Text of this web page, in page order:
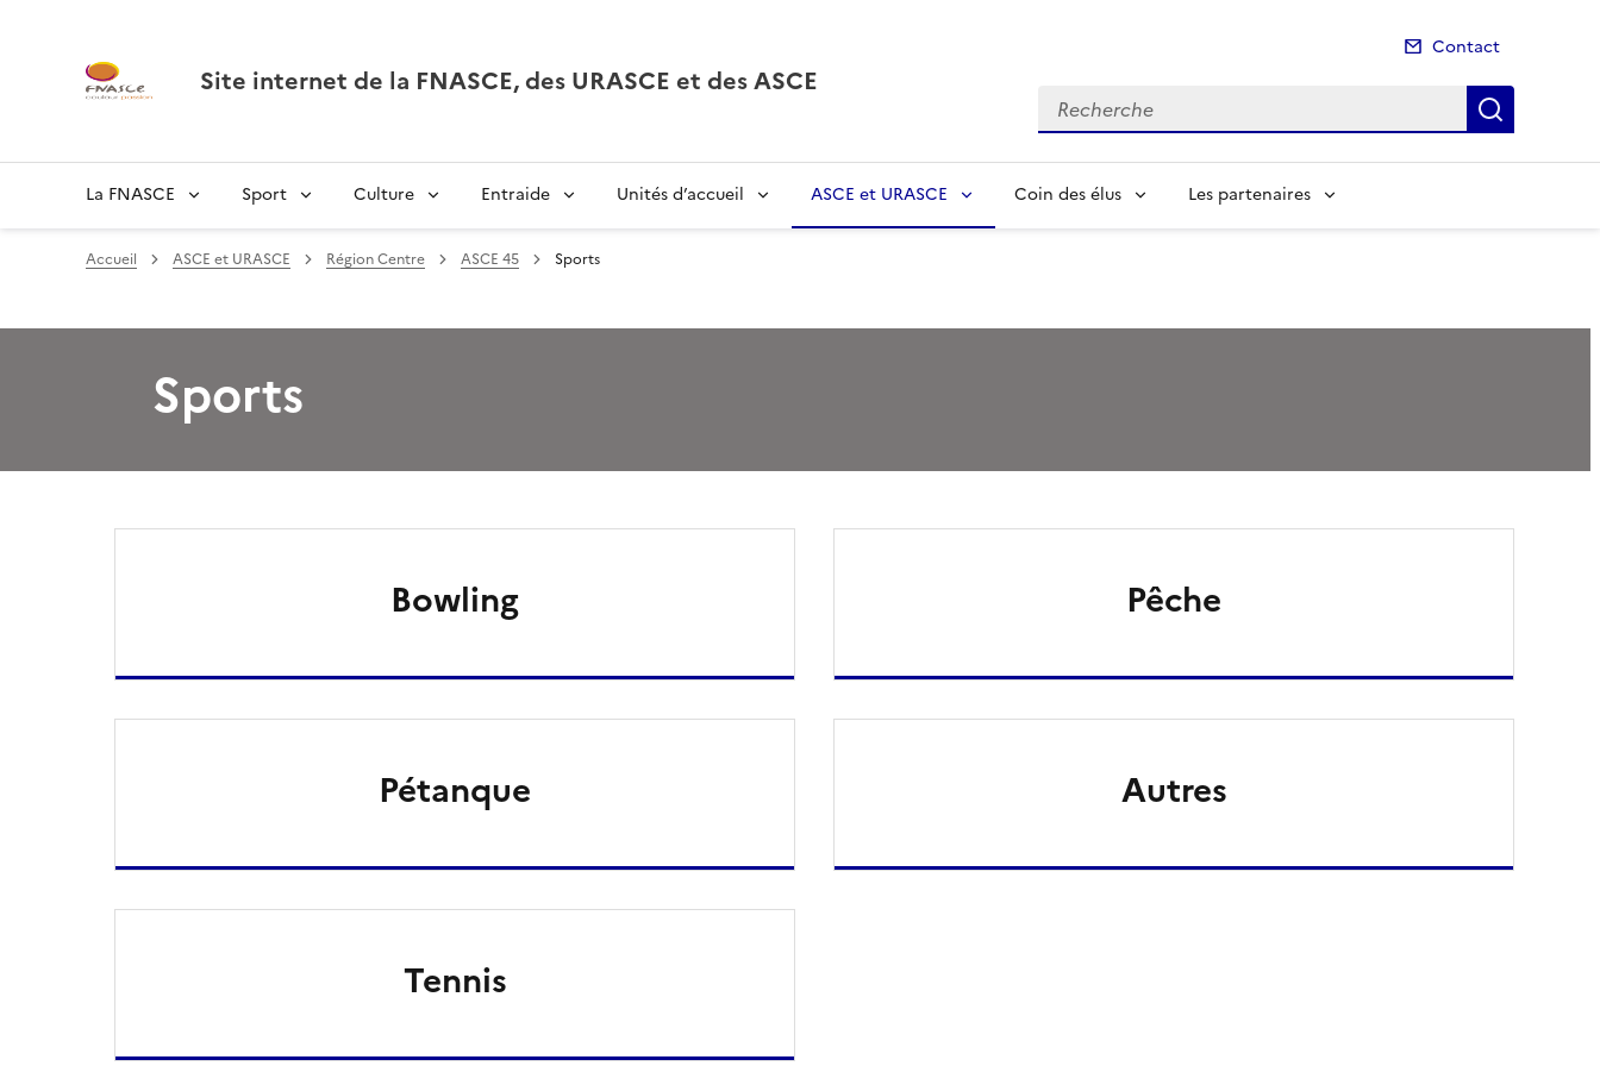
Site internet de la FNASCE, des URASCE et des ASCE
Contact
Recherche
La FNASCE Sport Culture Entraide Unités d’accueil ASCE et URASCE Coin des élus Les partenaires
Accueil ASCE et URASCE Région Centre ASCE 45 Sports
Sports
Bowling
Pétanque
Tennis
Pêche
Autres